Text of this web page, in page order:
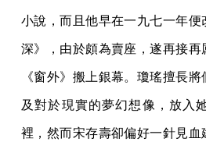
小說，而且他早在一九七一年便
深》，由於頗為賣座，遂再接再
《窗外》搬上銀幕。瓊瑤擅長
及對於現實的夢幻想像，放入
裡，然而宋存壽卻偏好一針見血